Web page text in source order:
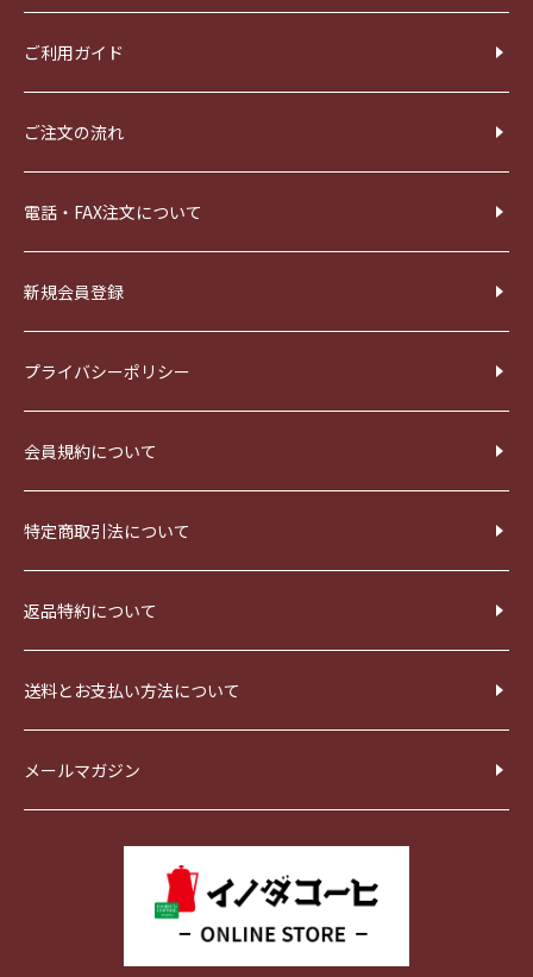
ご利用ガイド
ご注文の流れ
電話・FAX注文について
新規会員登録
プライバシーポリシー
会員規約について
特定商取引法について
返品特約について
送料とお支払い方法について
メールマガジン